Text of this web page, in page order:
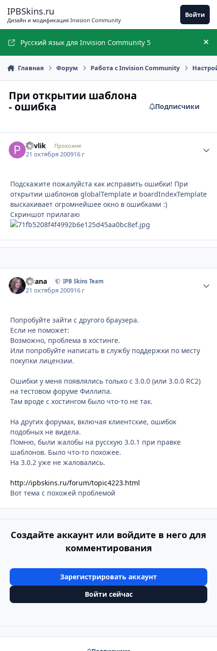
IPBSkins.ru
Дизайн и модификация Invision Community
Войти
Русский язык для Invision Community 5
Главная Форум Работа с Invision Community
При открытии шаблона
- ошибка
Подписчики
Pavlik Прохожие
21 октября 200916 г
Подскажите пожалуйста как исправить ошибки! При
открытии шаблонов globalTemplate и boardIndexTemplate
выскакивает огромнейшее окно в ошибками :)
Скриншот прилагаю
Fisana IPB Skins Team
21 октября 200916 г
Попробуйте зайти с другого браузера.
Если не поможет:
Возможно, проблема в хостинге.
Или попробуйте написать в службу поддержки по месту
покупки лицензии.
Ошибки у меня появлялись только с 3.0.0 (или 3.0.0 RC2)
на тестовом форуме Филлипа.
Там вроде с хостингом было что-то не так.
На других форумах, включая клиентские, ошибок
подобных не видела.
Помню, были жалобы на русскую 3.0.1 при правке
шаблонов. Было что-то похожее.
На 3.0.2 уже не жаловались.
http://ipbskins.ru/forum/topic4223.html
Вот тема с похожей проблемой
Создайте аккаунт или войдите в него для
комментирования
Зарегистрировать аккаунт
Войти сейчас